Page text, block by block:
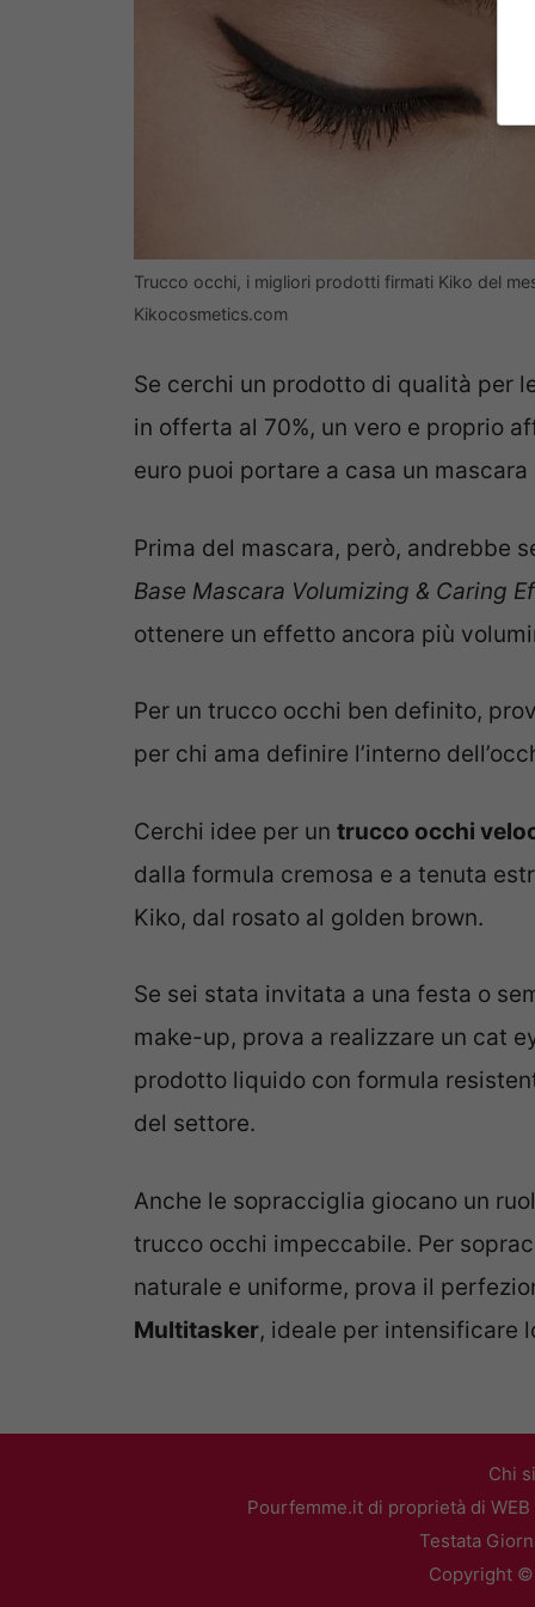
Trucco occhi, i migliori prodotti firmati Kiko del
Kikocosmetics.com
Se cerchi un prodotto di qualità per
in offerta al 70%, un vero e proprio
euro puoi portare a casa un
Prima del mascara, però, andrebbe
Base Mascara Volumizing & Caring
ottenere un effetto ancora più
Per un trucco occhi ben definito,
per chi ama definire l’interno
Cerchi idee per un trucco occhi
dalla formula cremosa e a tenuta
Kiko, dal rosato al golden brown.
Se sei stata invitata a una festa o
make-up, prova a realizzare un cat
prodotto liquido con formula
del settore.
Anche le sopracciglia giocano un
trucco occhi impeccabile. Per
naturale e uniforme, prova il
Multitasker, ideale per intensificare
Chi
Pourfemme.it di proprietà di WEB
Testata
Copyright